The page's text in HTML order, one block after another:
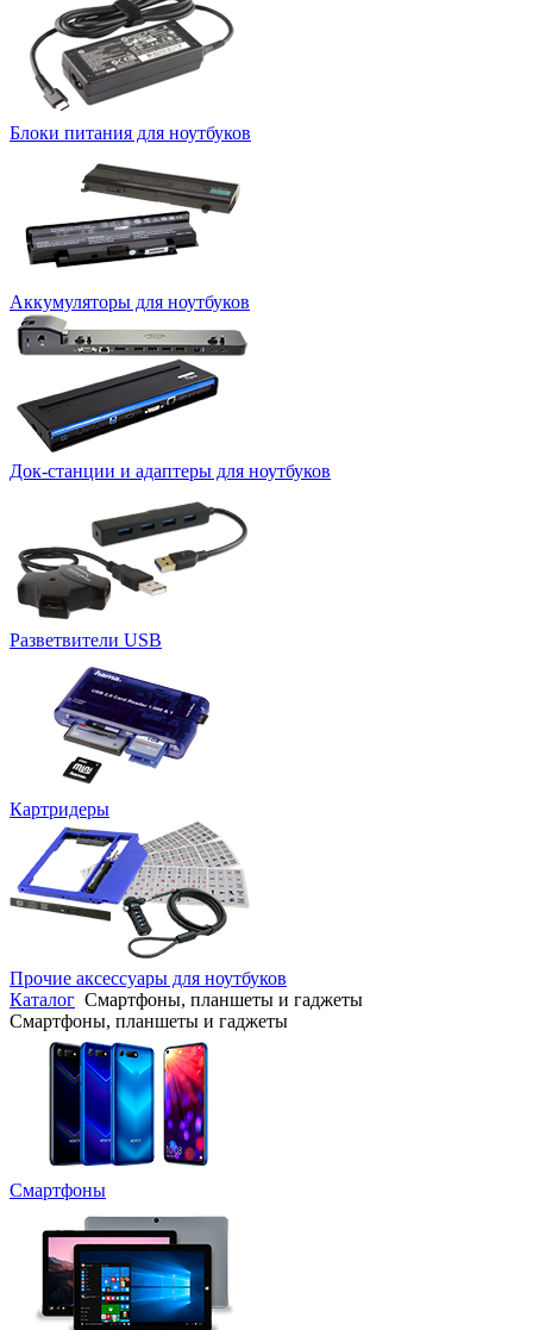
Блоки питания для ноутбуков
Аккумуляторы для ноутбуков
Док-станции и адаптеры для ноутбуков
Разветвители USB
Картридеры
Прочие аксессуары для ноутбуков
Каталог Смартфоны, планшеты и гаджеты
Смартфоны, планшеты и гаджеты
Смартфоны